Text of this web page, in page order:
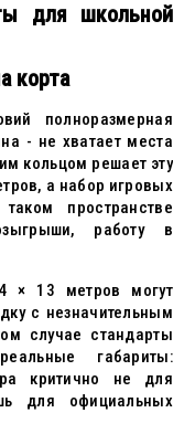
для школьной
корта
полноразмерная
- не хватает места
кольцом решает эту
а набор игровых
пространстве
работу в
× 13 метров могут
с незначительным
случае стандарты
габариты:
критично не для
для официальных